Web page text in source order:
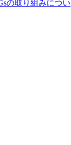
の取り組みについ